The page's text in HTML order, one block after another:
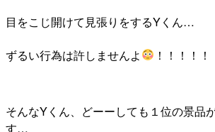
目をこじ開けて見張りをするYくん…
ずるい行為は許しませんよ ！！！！！
そんなYくん、どーーしても１位の景品
す…